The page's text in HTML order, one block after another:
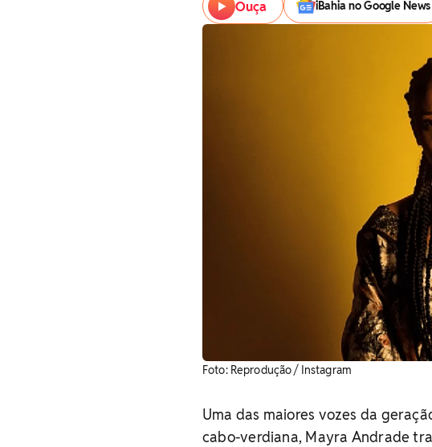
Ouça iBahia no Google News
Foto: Reprodução / Instagram
Uma das maiores vozes da
cabo-verdiana, Mayra Andrade